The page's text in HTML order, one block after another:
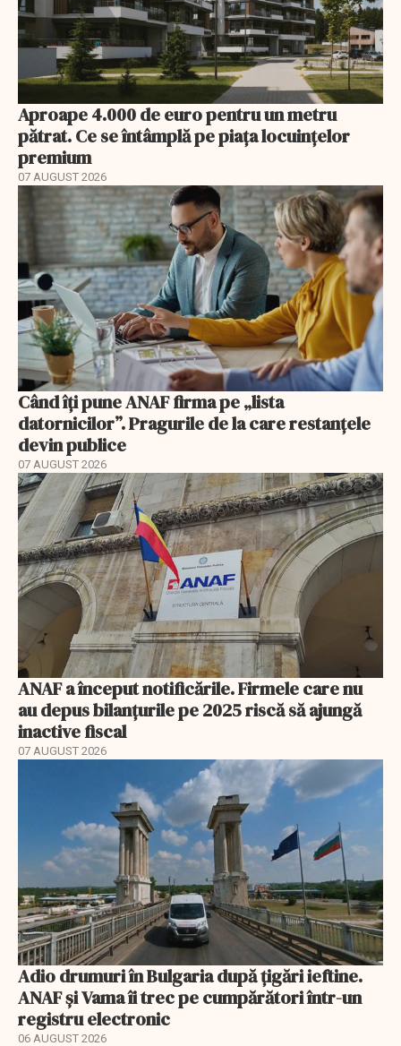
Aproape 4.000 de euro pentru un metru
pătrat. Ce se întâmplă pe piața locuințelor
premium
07 AUGUST 2026
Când îți pune ANAF firma pe „lista
datornicilor”. Pragurile de la care restanțele
devin publice
07 AUGUST 2026
ANAF a început notificările. Firmele care nu
au depus bilanțurile pe 2025 riscă să ajungă
inactive fiscal
07 AUGUST 2026
Adio drumuri în Bulgaria după țigări ieftine.
ANAF și Vama îi trec pe cumpărători într-un
registru electronic
06 AUGUST 2026